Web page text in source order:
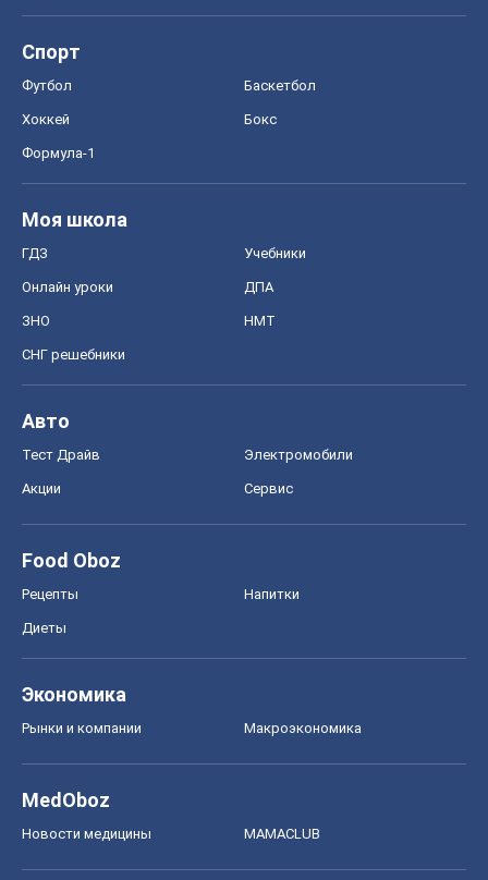
Спорт
Футбол Баскетбол
Хоккей Бокс
Формула-1
Моя школа
ГДЗ Учебники
Онлайн уроки ДПА
ЗНО НМТ
СНГ решебники
Авто
Тест Драйв Электромобили
Акции Сервис
Food Oboz
Рецепты Напитки
Диеты
Экономика
Рынки и компании Mакроэкономика
MedOboz
Новости медицины MAMACLUB